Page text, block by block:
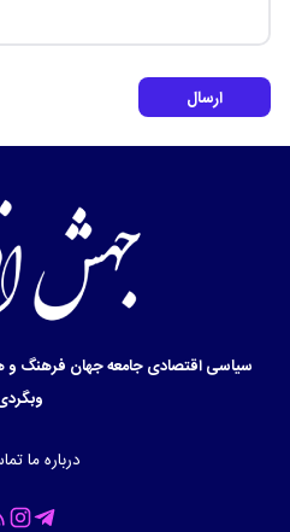
ارسال
سیاسیاقتصادیجامعهجهان فرهنگ و
درباره ما